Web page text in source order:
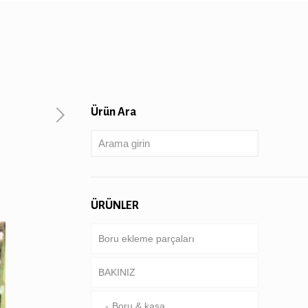
Ürün Ara
ÜRÜNLER
Boru ekleme parçaları
BAKINIZ